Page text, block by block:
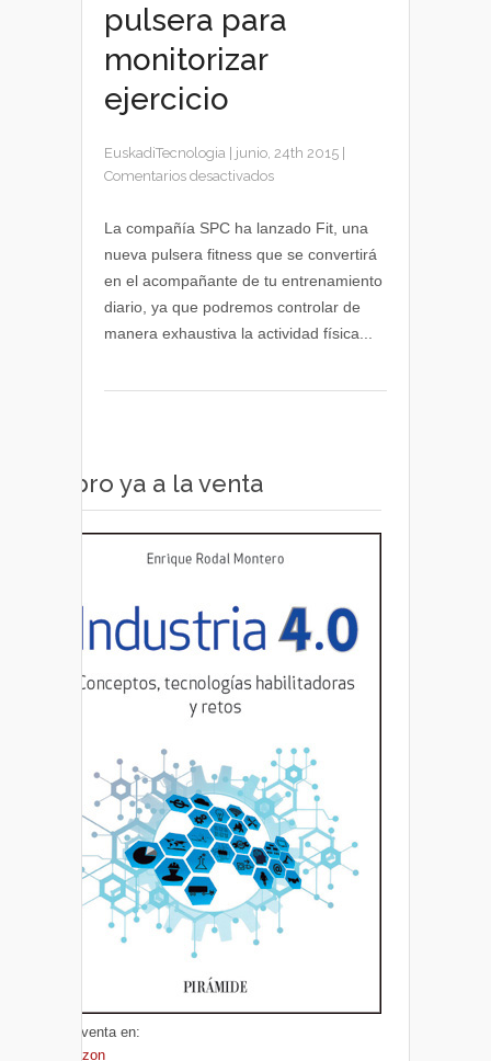
pulsera para
monitorizar
ejercicio
EuskadiTecnologia junio, 24th 2015
Comentarios desactivadosen
para
monitorizar
ejercicio
La compañía SPC ha lanzado Fit, una
nueva pulsera fitness que se convertirá
en el acompañante de tu entrenamiento
diario, ya que podremos controlar de
manera exhaustiva la actividad física...
Libro ya a la venta
A la venta en:
Amazon